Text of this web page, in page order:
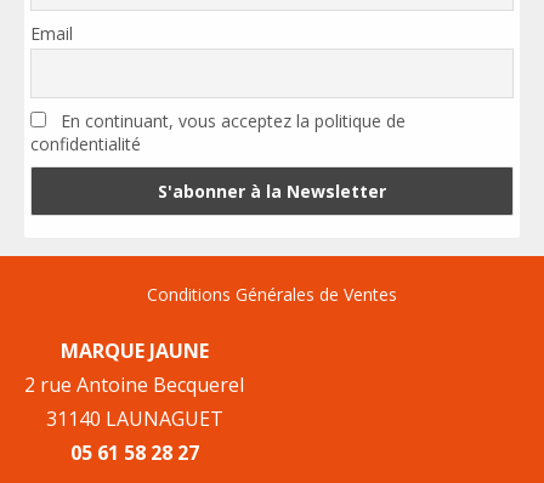
Email
En continuant, vous acceptez la politique de
confidentialité
Conditions Générales de Ventes
MARQUE JAUNE
2 rue Antoine Becquerel
31140 LAUNAGUET
05 61 58 28 27